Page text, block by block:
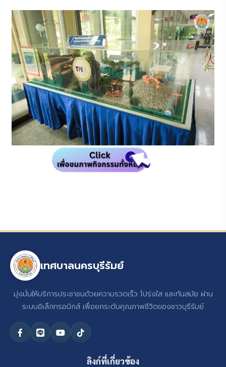
เทศบาลนครบุรีรัมย์
มุ่งมั่นให้บริการประชาชนด้วยความรวดเร็ว โปร่งใส และทันสมัย ผ่าน
ระบบอิเล็กทรอนิกส์ เพื่อยกระดับคุณภาพชีวิตของชาวบุรีรัมย์
ลิงก์ที่เกี่ยวข้อง